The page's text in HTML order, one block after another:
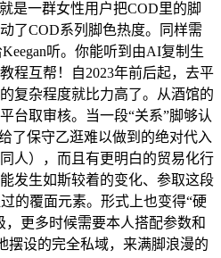
是一群女性用户把COD里的脚
了COD系列脚色热度。同样需
听。你能听到由AI复制生
程互帮！自2023年前后起，去平
复杂程度就比力高了。从酒馆的
台取审核。当一段“关系”脚够认
了保守乙逛难以做到的绝对代入
人），而且有更明白的贸易化行
发生如斯较着的变化、参取这段
的覆面元素。形式上也变得“硬
更多时候需要本人搭配参数和
摆设的完全私域，来满脚浪漫的